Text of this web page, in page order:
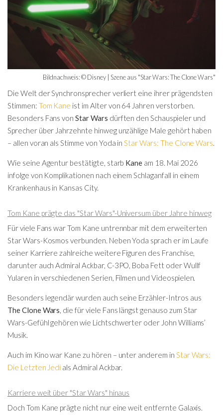
Bildnachweis: © Disney | Szene aus "Star Wars: The Clone Wars"
Die Welt der Synchronsprecher verliert eine ihrer prägendsten
Stimmen: Tom Kane ist im Alter von 64 Jahren verstorben.
Besonders Fans vonStar Wars dürften den Schauspieler und
Sprecher über Jahrzehnte hinweg unzählige Male gehört haben
– allen voran als Stimme von Yoda inStar Wars: The Clone Wars.
Wie seine Agentur bestätigte, starb Kane am 18. Mai 2026
infolge von Komplikationen nach einem Schlaganfall in einem
Krankenhaus in Kansas City.
Tom Kane prägte das "Star Wars"-Universum über Jahre hinweg
Für viele Fans war Tom Kane untrennbar mit dem erweiterten
Star Wars-Kosmos verbunden. Neben Yoda sprach er im Laufe
seiner Karriere zahlreiche weitere Figuren des Franchise,
darunter auchAdmiral Ackbar, C-3PO, Boba Fett oder Wullf
Yularen in verschiedenen Serien, Filmen und Videospielen.
Besonders legendär wurden auch seine Erzähler-Intros aus
The Clone Wars, die für viele Fans längst genauso zum Star
Wars-Gefühl gehören wie Lichtschwerter oder John Williams’
Musik.
Auch im Kino war Kane zu hören – unter anderem in Star Wars:
Die Letzten Jedi als Admiral Ackbar.
Karriere weit über "Star Wars" hinaus
Doch Tom Kane prägte nicht nur eine weit entfernte Galaxis.